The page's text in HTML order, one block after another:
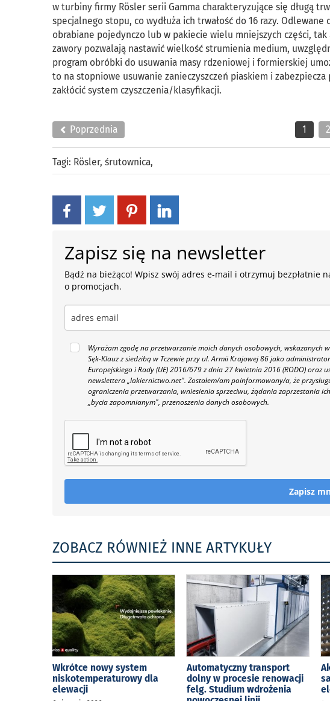
w turbiny firmy Rösler serii Gamma charakteryzujące się długą
specjalnego stopu, co wydłuża ich trwałość do 16 razy.
obrabiane pojedynczo lub w pakiecie wielu mniejszych części,
zawory pozwalają nastawić wielkość strumienia medium,
program obróbki do usuwania masy rdzeniowej i formierskiej
to na stopniowe usuwanie zanieczyszczeń piaskiem i
zakłócić system czyszczenia/klasyfikacji.
Poprzednia 1 2
Tagi: Rösler, śrutownica,
Zapisz się na newsletter
Bądź na bieżąco! Wpisz swój adres e-mail i otrzymuj bezpłatnie
o promocjach.
Wyrażam zgodę na przetwarzanie moich danych osobowych, wskazanych
Sęk-Klauz z siedzibą w Tczewie przy ul. Armii Krajowej 86 jako
Europejskiego i Rady (UE) 2016/679 z dnia 27 kwietnia 2016 (RODO)
newslettera „lakiernictwo.net". Zostałem/am poinformowany/a, że
ograniczenia przetwarzania, wniesienia sprzeciwu, żądania zaprzestania
„bycia zapomnianym", przenoszenia danych osobowych.
Zapisz
ZOBACZ RÓWNIEŻ INNE ARTYKUŁY
Wkrótce nowy system
niskotemperaturowy dla
elewacji
Automatyczny transport
dolny w procesie renowacji
felg. Studium wdrożenia